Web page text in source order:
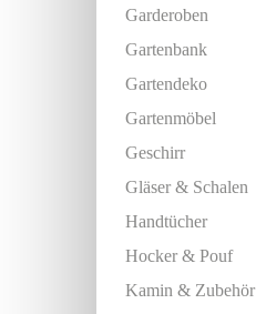
Garderoben
Gartenbank
Gartendeko
Gartenmöbel
Geschirr
Gläser & Schalen
Handtücher
Hocker & Pouf
Kamin & Zubehör